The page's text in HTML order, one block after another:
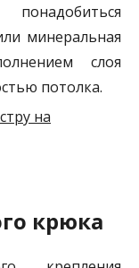
минеральная
слоя
потолка.
крюка